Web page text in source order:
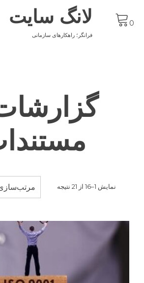
content
لانگ سایت
فرانگر؛ راهکارهای سازمانی
0
نمایش 1–16 از 21 نتیجه